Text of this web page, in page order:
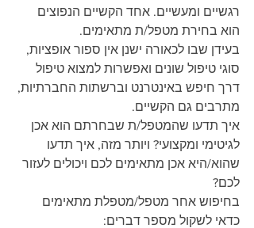
רגשיים ומעשיים. אחד הקשיים הנפוצים
הוא בחירת מטפל/ת מתאימים.
בעידן שבו לכאורה ישנן אין ספור אופציות,
סוגי טיפול שונים ואפשרות למצוא טיפול
דרך חיפש באינטרנט וברשתות החברתיות,
מתרבים גם הקשיים.
איך תדעו שהמטפל/ת שבחרתם הוא אכן
לגיטימי ומקצועי? ויותר מזה, איך תדעו
שהוא/היא אכן מתאימים לכם ויכולים לעזור
לכם?
בחיפוש אחר מטפל/מטפלת מתאימים
כדאי לשקול מספר דברים: